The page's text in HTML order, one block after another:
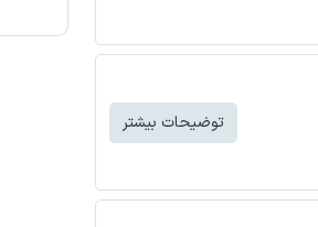
توضیحات بیشتر